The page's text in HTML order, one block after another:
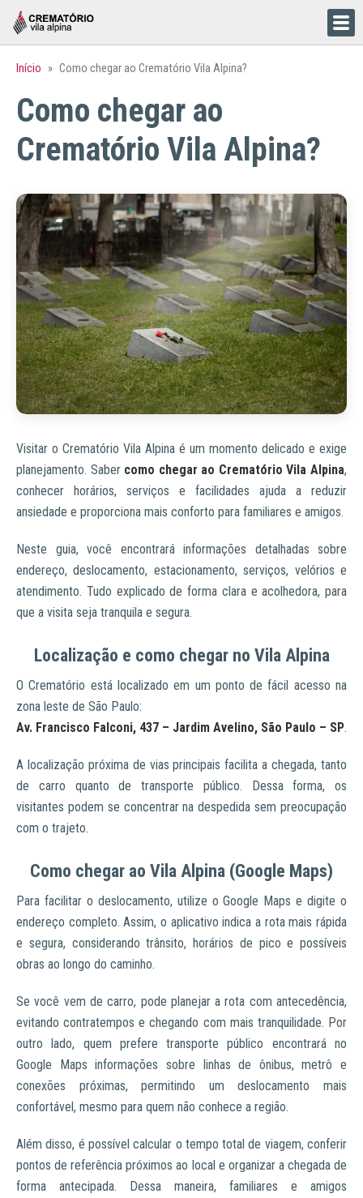
Início » Como chegar ao Crematório Vila Alpina?
Como chegar ao
Crematório Vila Alpina?
Visitar o Crematório Vila Alpina é um momento delicado e exige
planejamento. Saber como chegar ao Crematório Vila Alpina,
conhecer horários, serviços e facilidades ajuda a reduzir
ansiedade e proporciona mais conforto para familiares e amigos.
Neste guia, você encontrará informações detalhadas sobre
endereço, deslocamento, estacionamento, serviços, velórios e
atendimento. Tudo explicado de forma clara e acolhedora, para
que a visita seja tranquila e segura.
Localização e como chegar no Vila Alpina
O Crematório está localizado em um ponto de fácil acesso na
zona leste de São Paulo:
Av. Francisco Falconi, 437 – Jardim Avelino, São Paulo – SP.
A localização próxima de vias principais facilita a chegada, tanto
de carro quanto de transporte público. Dessa forma, os
visitantes podem se concentrar na despedida sem preocupação
com o trajeto.
Como chegar ao Vila Alpina (Google Maps)
Para facilitar o deslocamento, utilize o Google Maps e digite o
endereço completo. Assim, o aplicativo indica a rota mais rápida
e segura, considerando trânsito, horários de pico e possíveis
obras ao longo do caminho.
Se você vem de carro, pode planejar a rota com antecedência,
evitando contratempos e chegando com mais tranquilidade. Por
outro lado, quem prefere transporte público encontrará no
Google Maps informações sobre linhas de ônibus, metrô e
conexões próximas, permitindo um deslocamento mais
confortável, mesmo para quem não conhece a região.
Além disso, é possível calcular o tempo total de viagem, conferir
pontos de referência próximos ao local e organizar a chegada de
forma antecipada. Dessa maneira, familiares e amigos